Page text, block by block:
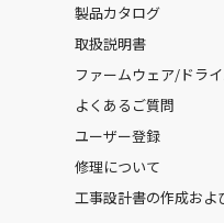
製品カタログ
取扱説明書
ファームウェア/ドラ
よくあるご質問
ユーザー登録
修理について
工事設計書の作成およ